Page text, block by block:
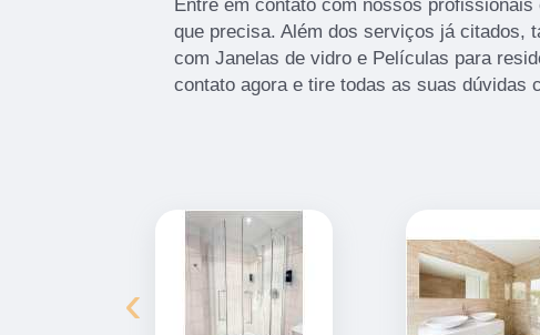
Entre em contato com nossos
que precisa. Além dos serviços já citados,
com Janelas de vidro e Películas para
contato agora e tire todas as suas dúvidas
‹